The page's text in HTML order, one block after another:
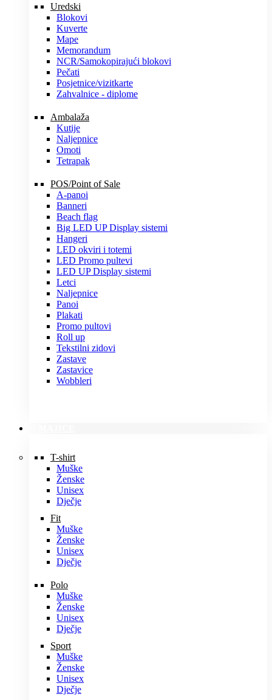
Uredski
Blokovi
Kuverte
Mape
Memorandum
NCR/Samokopirajući blokovi
Pečati
Posjetnice/vizitkarte
Zahvalnice - diplome
Ambalaža
Kutije
Naljepnice
Omoti
Tetrapak
POS/Point of Sale
A-panoi
Banneri
Beach flag
Big LED UP Display sistemi
Hangeri
LED okviri i totemi
LED Promo pultevi
LED UP Display sistemi
Letci
Naljepnice
Panoi
Plakati
Promo pultovi
Roll up
Tekstilni zidovi
Zastave
Zastavice
Wobbleri
T-shirt
Muške
Ženske
Unisex
Dječje
Fit
Muške
Ženske
Unisex
Dječje
Polo
Muške
Ženske
Unisex
Dječje
Sport
Muške
Ženske
Unisex
Dječje